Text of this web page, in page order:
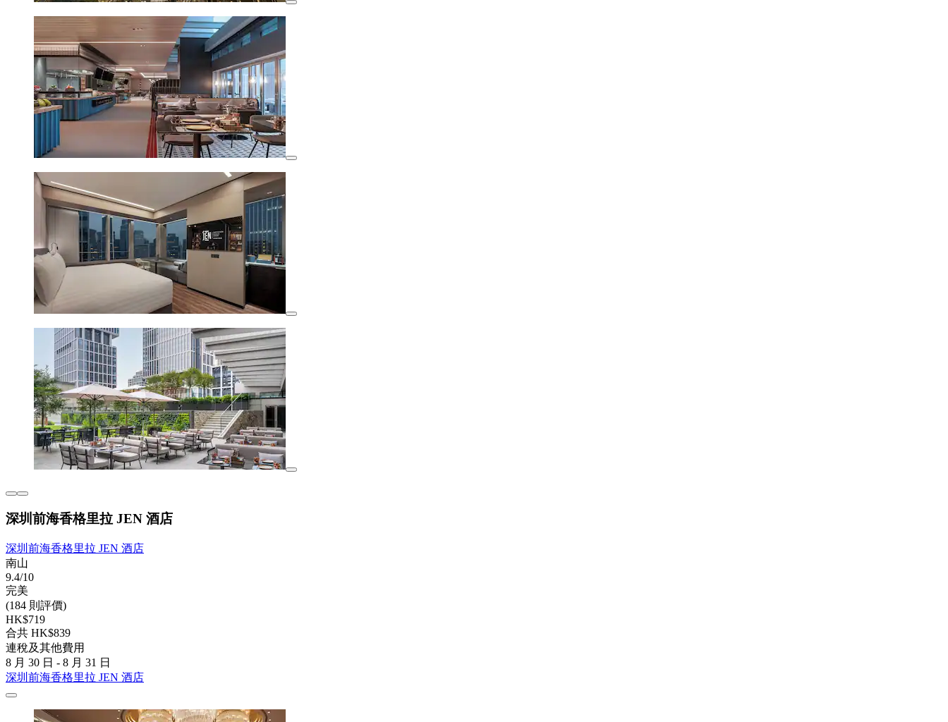
深圳前海香格里拉 JEN 酒店
深圳前海香格里拉 JEN 酒店
南山
9.4/10
完美
(184 則評價)
HK$719
合共 HK$839
連稅及其他費用
8 月 30 日 - 8 月 31 日
深圳前海香格里拉 JEN 酒店